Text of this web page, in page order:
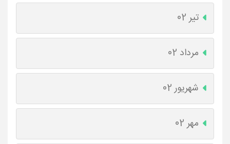
تیر 02
مرداد 02
شهریور 02
مهر 02